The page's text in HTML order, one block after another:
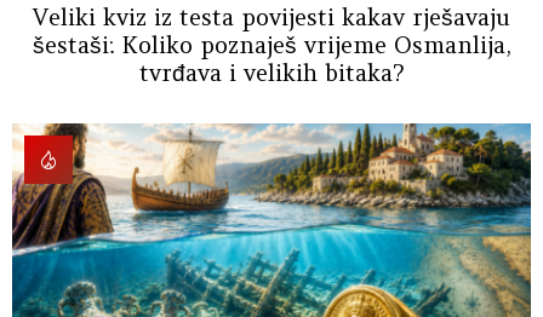
Veliki kviz iz testa povijesti kakav rješavaju
šestaši: Koliko poznaješ vrijeme Osmanlija,
tvrđava i velikih bitaka?